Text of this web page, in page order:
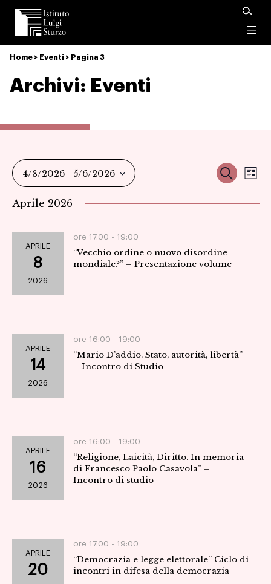
Istituto
Luigi
Sturzo
Home > Eventi > Pagina 3
Archivi: Eventi
viste
Cerca
4/8/2026 - 5/6/2026
la
Aprile 2026
APRILE
8
2026
ore 17:00 - 19:00
“Vecchio ordine o nuovo disordine
mondiale?” – Presentazione volume
APRILE
14
2026
ore 16:00 - 19:00
“Mario D’addio. Stato, autorità, libertà”
– Incontro di Studio
APRILE
16
2026
ore 16:00 - 19:00
“Religione, Laicità, Diritto. In memoria
di Francesco Paolo Casavola” –
Incontro di studio
APRILE
20
ore 17:00 - 19:00
“Democrazia e legge elettorale” Ciclo di
incontri in difesa della democrazia